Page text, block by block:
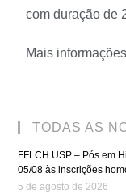
com duração de
Mais
TODAS AS
FFLCH USP – Pós em
05/08 às inscrições
5 de agosto de 2026